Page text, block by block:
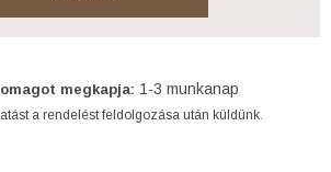
megkapja: 1-3 munkanap
a rendelést feldolgozása után küldünk.